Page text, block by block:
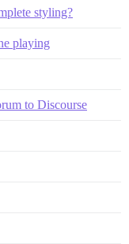
styling?
playing
to Discourse